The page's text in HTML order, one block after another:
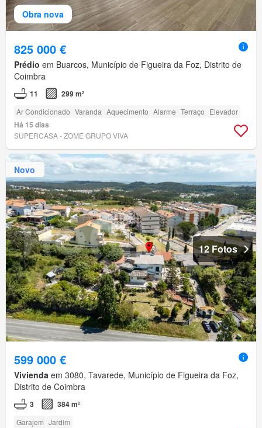
Obra nova
825 000 €
Prédio em Buarcos, Município de Figueira da Foz, Distrito de
Coimbra
11 299 m²
Ar Condicionado Varanda Aquecimento Alarme Terraço Elevador
Há 15 dias
SUPERCASA - ZOME GRUPO VIVA
Novo
12 Fotos
599 000 €
Vivienda em 3080, Tavarede, Município de Figueira da Foz,
Distrito de Coimbra
3 384 m²
Garajem Jardim